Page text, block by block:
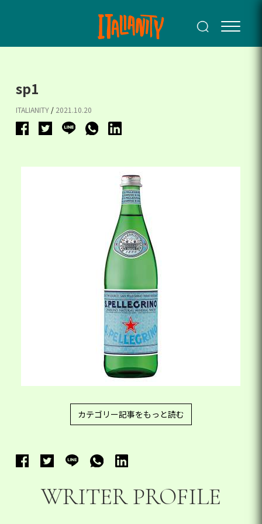
sp1
ITALIANITY / 2021.10.20
カテゴリー記事をもっと読む
WRITER PROFILE